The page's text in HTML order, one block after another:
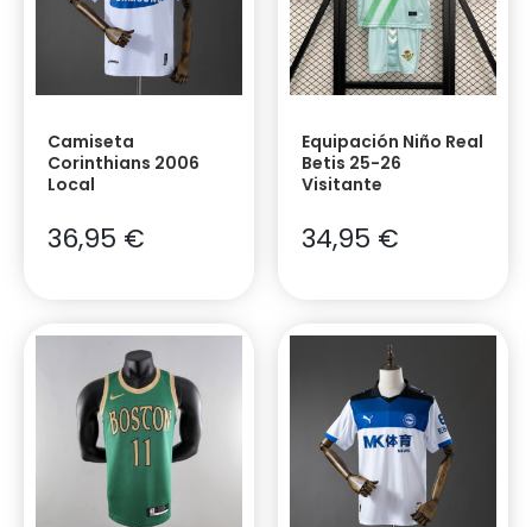
Camiseta
Corinthians 2006
Local
36,95 €
Equipación Niño Real
Betis 25-26
Visitante
34,95 €